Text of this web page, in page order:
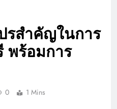
รสำคัญในการ
พร้อมการ
0 1 Mins